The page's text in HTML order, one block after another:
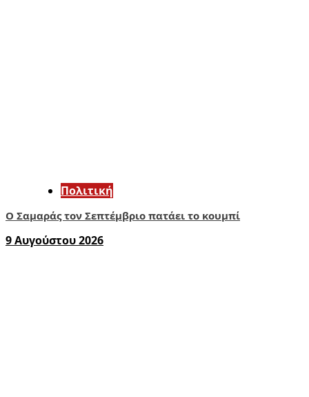
Πολιτική
Ο Σαμαράς τον Σεπτέμβριο πατάει το κουμπί
9 Αυγούστου 2026